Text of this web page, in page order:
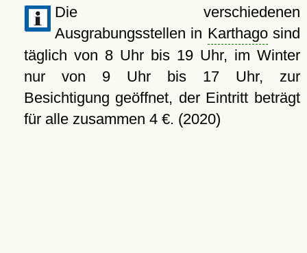
Die verschiedenen
Ausgrabungsstellen in Karthagosind
täglich von 8 Uhr bis 19 Uhr, im Winter
nur von 9 Uhr bis 17 Uhr, zur
Besichtigung geöffnet, der Eintritt beträgt
für alle zusammen 4 €. (2020)